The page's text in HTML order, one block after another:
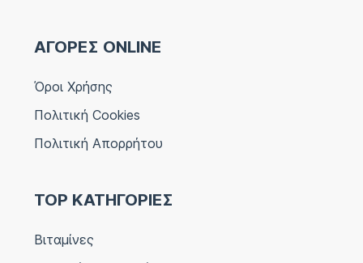
ΑΓΟΡΕΣ ONLINE
Όροι Χρήσης
Πολιτική Cookies
Πολιτική Απορρήτου
TOP ΚΑΤΗΓΟΡΙΕΣ
Βιταμίνες